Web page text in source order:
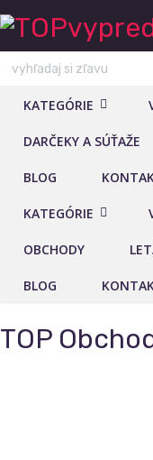
KATEGÓRIE
DARČEKY A SÚŤAŽE
BLOG
KATEGÓRIE
OBCHODY
BLOG
TOP